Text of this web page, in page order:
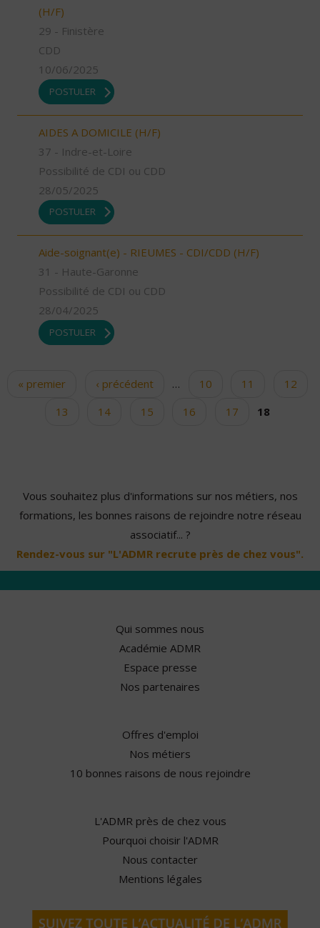
(H/F)
29 - Finistère
CDD
10/06/2025
POSTULER
AIDES A DOMICILE (H/F)
37 - Indre-et-Loire
Possibilité de CDI ou CDD
28/05/2025
POSTULER
Aide-soignant(e) - RIEUMES - CDI/CDD (H/F)
31 - Haute-Garonne
Possibilité de CDI ou CDD
28/04/2025
POSTULER
Pages
« premier ‹ précédent … 10 11
12
13
14 15 16 17 18
Vous souhaitez plus d'informations sur nos métiers, nos
formations, les bonnes raisons de rejoindre notre réseau
associatif... ?
Rendez-vous sur "L'ADMR recrute près de chez vous".
Qui sommes nous
Académie ADMR
Espace presse
Nos partenaires
Offres d'emploi
Nos métiers
10 bonnes raisons de nous rejoindre
L'ADMR près de chez vous
Pourquoi choisir l'ADMR
Nous contacter
Mentions légales